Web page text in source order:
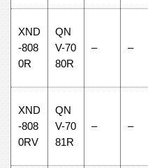
XND
-808
0R
QN
V-70
80R
– –
XND
-808
0RV
QN
V-70
81R
– –